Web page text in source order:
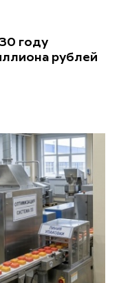
году
рублей